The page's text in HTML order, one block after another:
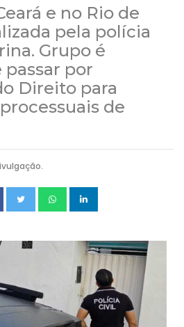
e no Rio de
pela polícia
Grupo é
passar por
Direito para
de